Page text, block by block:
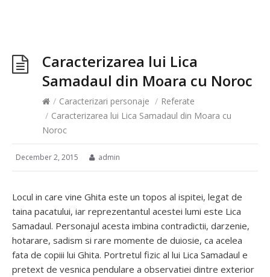
Caracterizarea lui Lica
Samadaul din Moara cu Noroc
/ Caracterizari personaje / Referate
/ Caracterizarea lui Lica Samadaul din Moara cu
Noroc
December 2, 2015 admin
Locul in care vine Ghita este un topos al ispitei, legat de
taina pacatului, iar reprezentantul acestei lumi este Lica
Samadaul. Personajul acesta imbina contradictii, darzenie,
hotarare, sadism si rare momente de duiosie, ca acelea
fata de copiii lui Ghita. Portretul fizic al lui Lica Samadaul e
pretext de vesnica pendulare a observatiei dintre exterior